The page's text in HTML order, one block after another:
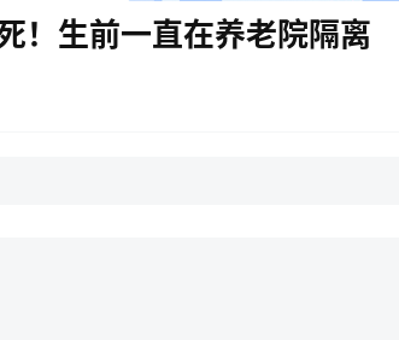
！生前一直在养老院隔离